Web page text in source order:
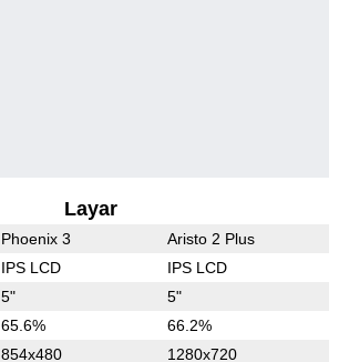
Layar
Phoenix 3 Aristo 2 Plus
IPS LCD IPS LCD
5" 5"
65.6% 66.2%
854x480 1280x720